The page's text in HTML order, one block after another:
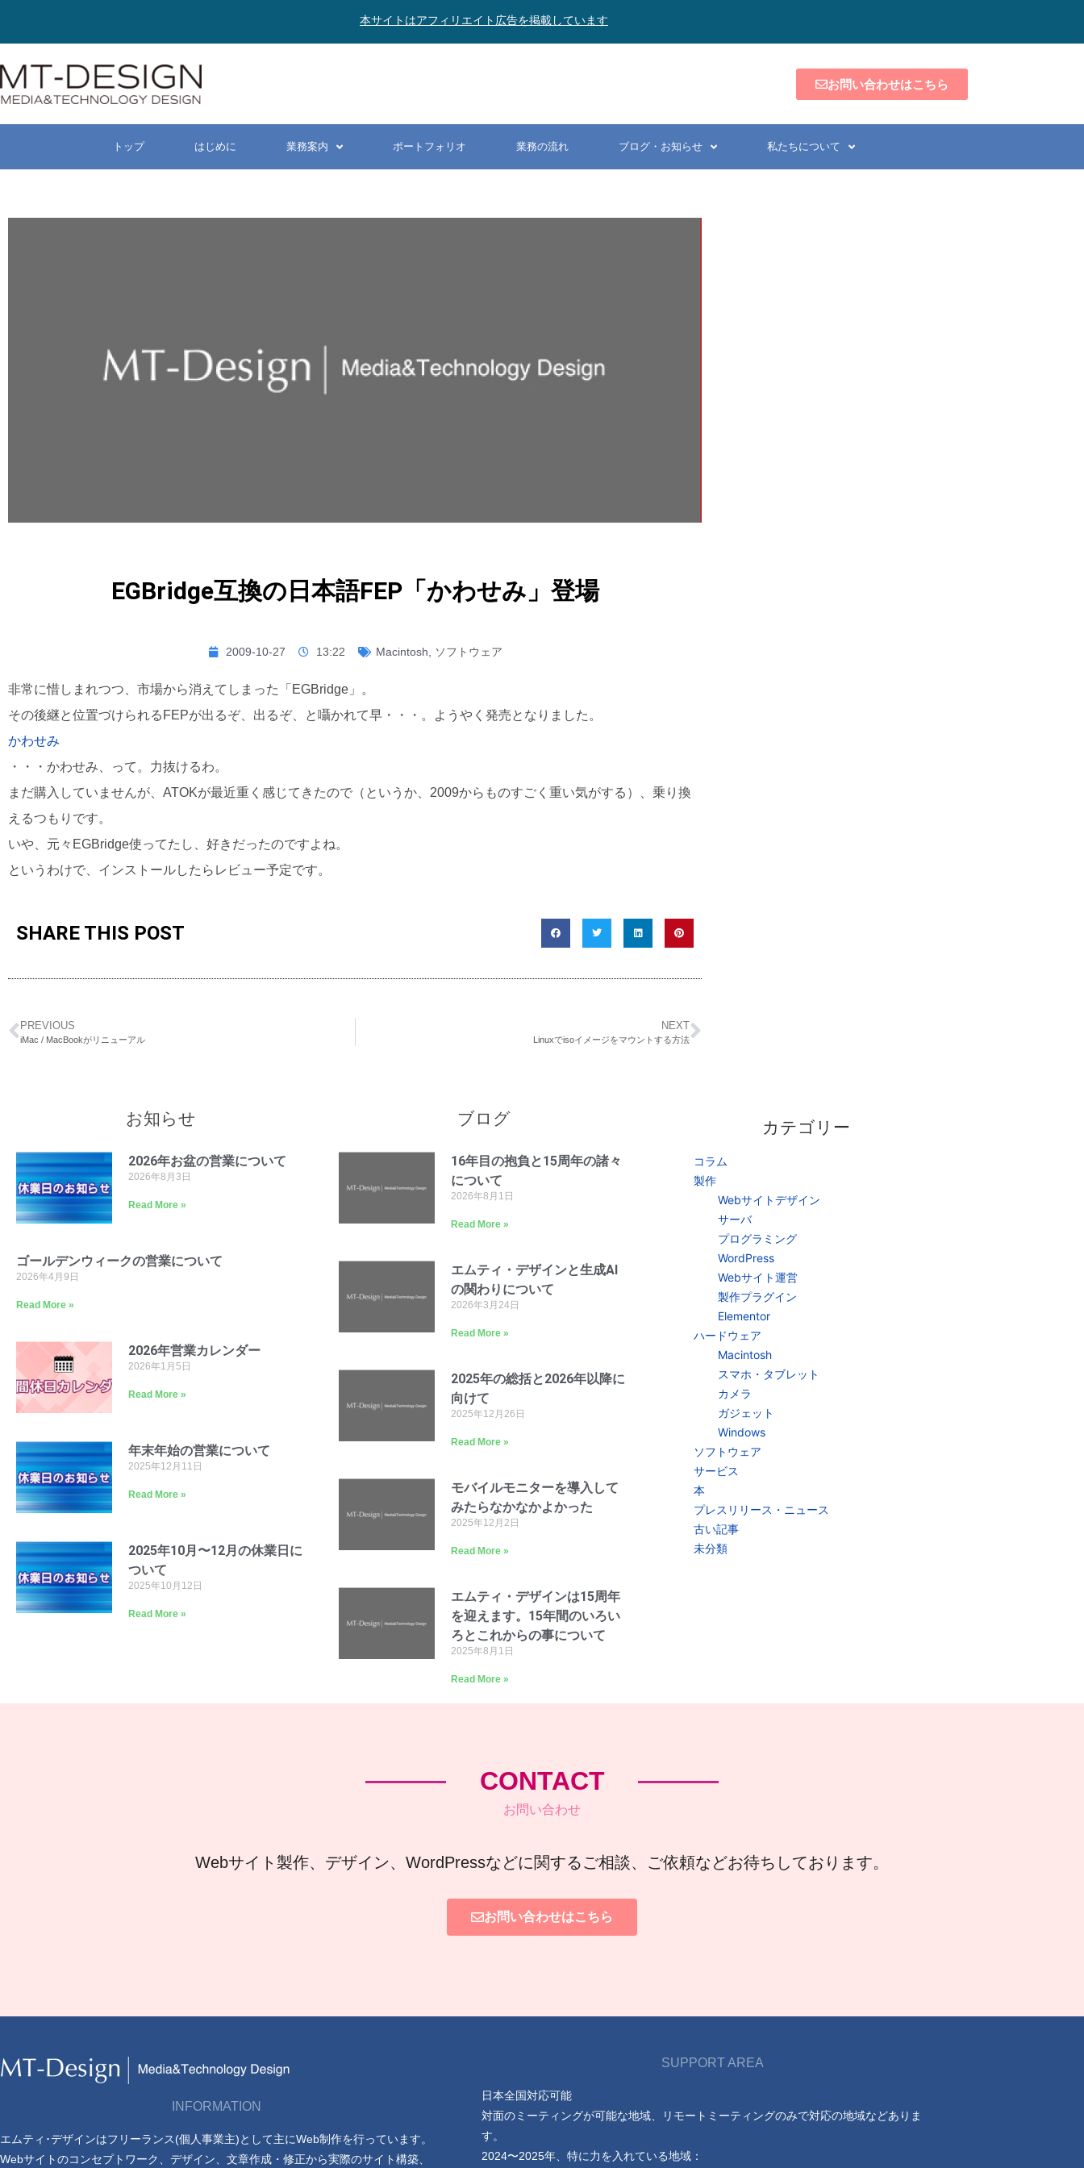
本サイトはアフィリエイト広告を掲載しています
お問い合わせはこちら
トップ はじめに 業務案内 ポートフォリオ 業務の流れ ブログ・お知らせ 私たちについて
EGBridge互換の日本語FEP「かわせみ」登場
2009-10-27 13:22 Macintosh ソフトウェア
非常に惜しまれつつ、市場から消えてしまった「EGBridge」。
その後継と位置づけられるFEPが出るぞ、出るぞ、と囁かれて早・・・。ようやく発売となりました。
かわせみ
・・・かわせみ、って。力抜けるわ。
まだ購入していませんが、ATOKが最近重く感じてきたので（というか、2009からものすごく重い気がする）、乗り換
えるつもりです。
いや、元々EGBridge使ってたし、好きだったのですよね。
というわけで、インストールしたらレビュー予定です。
SHARE THIS POST
PREVIOUS
iMac / MacBookがリニューアル
NEXT
Linuxでisoイメージをマウントする方法
お知らせ
2026年お盆の営業について
2026年8月3日
Read More »
ゴールデンウィークの営業について
2026年4月9日
Read More »
2026年営業カレンダー
2026年1月5日
Read More »
年末年始の営業について
2025年12月11日
Read More »
2025年10月〜12月の休業日に
ついて
2025年10月12日
Read More »
ブログ
16年目の抱負と15周年の諸々
について
2026年8月1日
Read More »
エムティ・デザインと生成AI
の関わりについて
2026年3月24日
Read More »
2025年の総括と2026年以降に
向けて
2025年12月26日
Read More »
モバイルモニターを導入して
みたらなかなかよかった
2025年12月2日
Read More »
エムティ・デザインは15周年
を迎えます。15年間のいろい
ろとこれからの事について
2025年8月1日
Read More »
カテゴリー
コラム
製作
Webサイトデザイン
サーバ
プログラミング
WordPress
Webサイト運営
製作プラグイン
Elementor
ハードウェア
Macintosh
スマホ・タブレット
カメラ
ガジェット
Windows
ソフトウェア
サービス
本
プレスリリース・ニュース
古い記事
未分類
CONTACT
お問い合わせ
Webサイト製作、デザイン、WordPressなどに関するご相談、ご依頼などお待ちしております。
お問い合わせはこちら
INFORMATION
エムティ･デザインはフリーランス(個人事業主)として主にWeb制作を行っています。
Webサイトのコンセプトワーク、デザイン、文章作成・修正から実際のサイト構築、
SUPPORT AREA
日本全国対応可能
対面のミーティングが可能な地域、リモートミーティングのみで対応の地域などありま
す。
2024〜2025年、特に力を入れている地域：